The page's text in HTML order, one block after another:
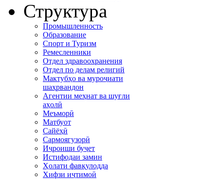
Структура
Промышленность
Образование
Спорт и Туризм
Ремесленники
Отдел здравоохранения
Отдел по делам религий
Мактубҳо ва муроҷиати
шаҳрвандон
Агентии меҳнат ва шуғли
аҳолӣ
Меъморӣ
Матбуот
Сайёҳӣ
Сармоягузорӣ
Иҷроиши буҷет
Истифодаи замин
Ҳолати фавқулодда
Хифзи иҷтимоӣ